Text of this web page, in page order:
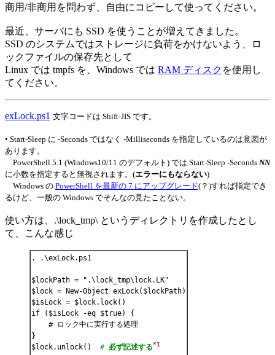
商用/非商用を問わず、自由にコピーして使ってください。
最近、サーバにも SSD を使うことが増えてきました。
SSD のシステムではストレージに負荷をかけないよう、ロ
ックファイルの保存先として
Linux では tmpfs を、Windows では RAM ディスク を使用し
てください。
exLock.ps1 文字コードは Shift-JIS です。
• Start-Sleep に -Seconds ではなく -Milliseconds を指定しているのは意図が
あります。
PowerShell 5.1 (Windows10/11 のデフォルト) では Start-Sleep -Seconds NN
に小数を指定すると無視されます。(エラーにもならない)
Windows の PowerShell を最新の 7 にアップグレード(？)すれば指定でき
るけど、一般の Windows でそんなの見たことない。
使い方は、.\lock_tmp\ というディレクトリを作成したとし
て、こんな感じ
. .\exLock.ps1
$lockPath = ".\lock_tmp\lock.LK"
$lock = New-Object exLock($lockPath)
$isLock = $lock.lock()
if ($isLock -eq $true) {
    # ロック中に実行する処理
}
$lock.unlock() # 必ず記述する*1